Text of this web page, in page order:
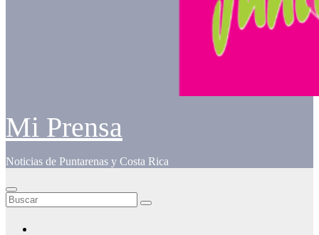
Mi Prensa
Noticias de Puntarenas y Costa Rica